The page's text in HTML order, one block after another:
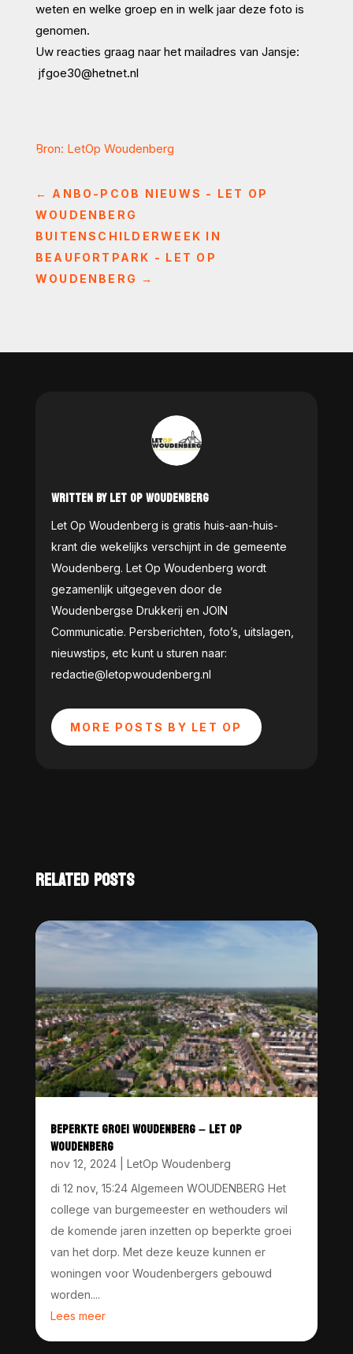
weten en welke groep en in welk jaar deze foto is
genomen.
Uw reacties graag naar het mailadres van Jansje:
jfgoe30@hetnet.nl
Bron: LetOp Woudenberg
← ANBO-PCOB NIEUWS - LET OP
WOUDENBERG
BUITENSCHILDERWEEK IN
BEAUFORTPARK - LET OP
WOUDENBERG →
WRITTEN BY LET OP WOUDENBERG
Let Op Woudenberg is gratis huis-aan-huis-
krant die wekelijks verschijnt in de gemeente
Woudenberg. Let Op Woudenberg wordt
gezamenlijk uitgegeven door de
Woudenbergse Drukkerij en JOIN
Communicatie. Persberichten, foto’s, uitslagen,
nieuwstips, etc kunt u sturen naar:
redactie@letopwoudenberg.nl
MORE POSTS BY LET OP
RELATED POSTS
BEPERKTE GROEI WOUDENBERG – LET OP
WOUDENBERG
nov 12, 2024| LetOp Woudenberg
di 12 nov, 15:24 Algemeen WOUDENBERG Het
college van burgemeester en wethouders wil
de komende jaren inzetten op beperkte groei
van het dorp. Met deze keuze kunnen er
woningen voor Woudenbergers gebouwd
worden....
Lees meer